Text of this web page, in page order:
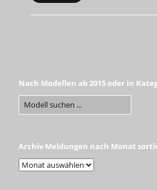
Nach Modellen ab 2015 oder in
Archiv Meldungen nach Monat